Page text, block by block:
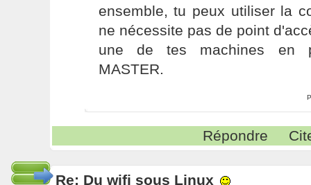
ensemble, tu peux utiliser la
ne nécessite pas de point
une de tes machines en
MASTER.
Répondre
Re: Du wifi sous Linux